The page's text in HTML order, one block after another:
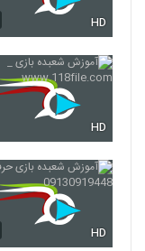
HD
HD
HD